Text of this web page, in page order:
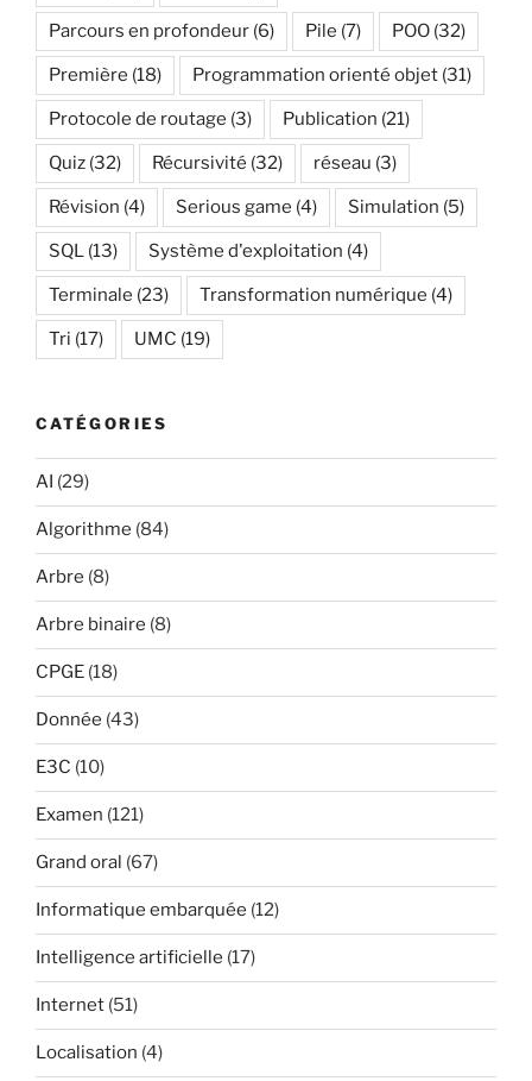
Parcours en profondeur (6) Pile (7) POO (32)
Première (18) Programmation orienté objet (31)
Protocole de routage (3) Publication (21)
Quiz (32) Récursivité (32) réseau (3)
Révision (4) Serious game (4) Simulation (5)
SQL (13) Système d'exploitation (4)
Terminale (23) Transformation numérique (4)
Tri (17) UMC (19)
CATÉGORIES
AI (29)
Algorithme (84)
Arbre (8)
Arbre binaire (8)
CPGE (18)
Donnée (43)
E3C (10)
Examen (121)
Grand oral (67)
Informatique embarquée (12)
Intelligence artificielle (17)
Internet (51)
Localisation (4)